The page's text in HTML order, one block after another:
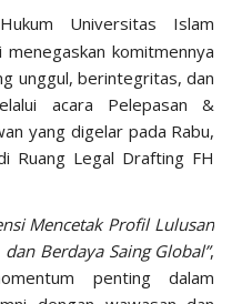
Universitas Islam
komitmennya
unggul, berintegritas, dan
acara Pelepasan &
yang digelar pada Rabu,
Ruang Legal Drafting FH
Mencetak Profil Lulusan
Berdaya Saing Global”,
penting dalam